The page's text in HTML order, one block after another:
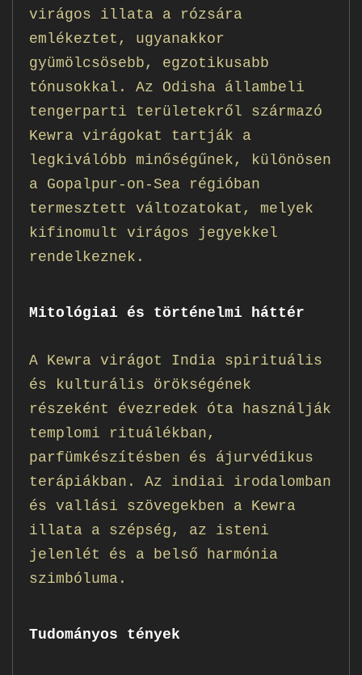
virágos illata a rózsára
emlékeztet, ugyanakkor
gyümölcsösebb, egzotikusabb
tónusokkal. Az Odisha állambeli
tengerparti területekről származó
Kewra virágokat tartják a
legkiválóbb minőségűnek, különösen
a Gopalpur-on-Sea régióban
termesztett változatokat, melyek
kifinomult virágos jegyekkel
rendelkeznek.
Mitológiai és történelmi háttér
A Kewra virágot India spirituális
és kulturális örökségének
részeként évezredek óta használják
templomi rituálékban,
parfümkészítésben és ájurvédikus
terápiákban. Az indiai irodalomban
és vallási szövegekben a Kewra
illata a szépség, az isteni
jelenlét és a belső harmónia
szimbóluma.
Tudományos tények